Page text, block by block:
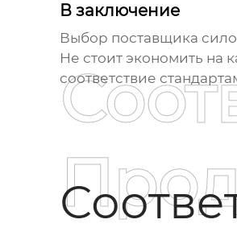
В заключение
Выбор поставщика
Не стоит экономить на
соответствие